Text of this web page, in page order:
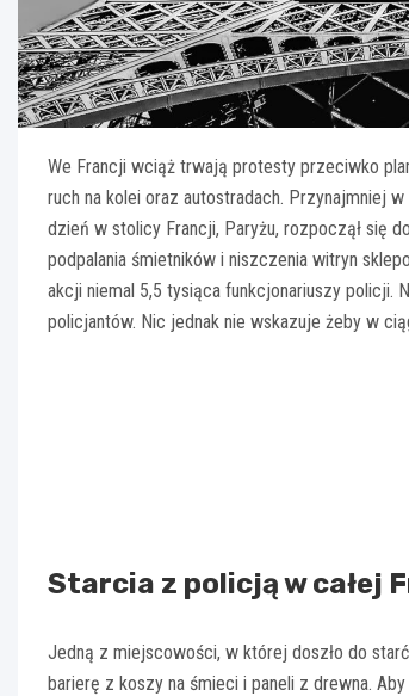
We Francji wciąż trwają protesty przeciwko
ruch na kolei oraz autostradach. Przynajmniej
dzień w stolicy Francji, Paryżu, rozpoczął się
podpalania śmietników i niszczenia witryn
akcji niemal 5,5 tysiąca funkcjonariuszy policji.
policjantów. Nic jednak nie wskazuje żeby w
Starcia z policją w całej
Jedną z miejscowości, w której doszło do
barierę z koszy na śmieci i paneli z drewna.